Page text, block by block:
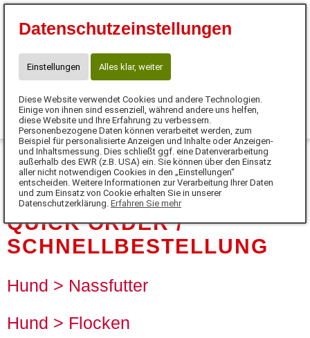
MENÜ
Code:SUPERSCHNUTE
☎ Kontakt für Neukunden
QUICK ORDER /
SCHNELLBESTELLUNG
Hund > Nassfutter
Hund > Flocken
Datenschutzeinstellungen
Einstellungen Alles klar, weiter
Diese Website verwendet Cookies und andere Technologien.
Einige von ihnen sind essenziell, während andere uns helfen,
diese Website und Ihre Erfahrung zu verbessern.
Personenbezogene Daten können verarbeitet werden, zum
Beispiel für personalisierte Anzeigen und Inhalte oder Anzeigen-
und Inhaltsmessung. Dies schließt ggf. eine Datenverarbeitung
außerhalb des EWR (z.B. USA) ein. Sie können über den Einsatz
aller nicht notwendigen Cookies in den „Einstellungen“
entscheiden. Weitere Informationen zur Verarbeitung Ihrer Daten
und zum Einsatz von Cookie erhalten Sie in unserer
Datenschutzerklärung. Erfahren Sie mehr